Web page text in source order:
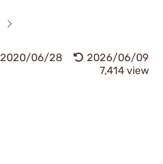
2020/06/28
2026/06/09
7,414 view